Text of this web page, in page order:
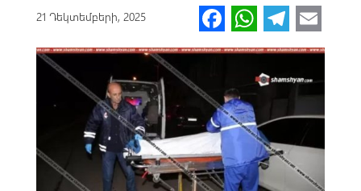
21 Դեկտեմբերի, 2025 Fa
ce
o
o
k
W
h
at
s
A
p
p
Te
le
gr
a
m
m